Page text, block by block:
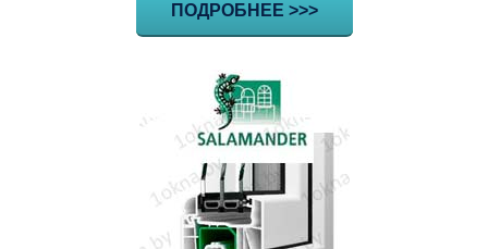
ПОДРОБНЕЕ >>>